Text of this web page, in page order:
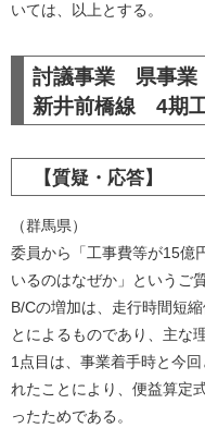
いては、以上とする。​
討議事業 県事
新井前橋線 4期
【質疑・応答】
（群馬県）
委員から「工事費等が15億
いるのはなぜか」というご
B/Cの増加は、走行時間短
とによるものであり、主な
1点目は、事業着手時と今
れたことにより、便益算定
ったためである。